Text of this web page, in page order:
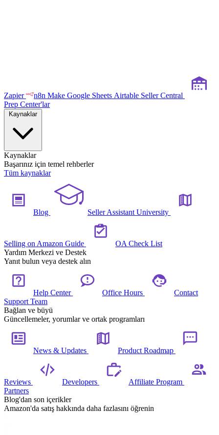
Zapier n8n Make Google Sheets Airtable Seller Central
Prep Center'lar
Kaynaklar
Kaynaklar
Başarınız için temel rehberler
Tüm kaynaklar
Blog Seller Assistant University
Selling on Amazon Guide
OA Check List
Yardım Merkezi ve Destek
Yanıt bulun veya destek alın
Help Center Office Hours
Contact
Support Team
Bağlan ve büyü
Güncellemeler, yorumlar ve ortak programları
News & Updates Product Roadmap
Reviews Developers
Affiliate Program
Partners
Blog'dan son içerikler
Amazon'da satış hakkında daha fazlasını öğrenin